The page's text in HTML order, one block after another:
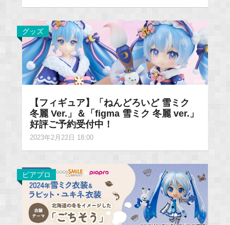
グッズ
【フィギュア】「ねんどろいど 雪ミク
冬麗 Ver.」＆「figma 雪ミク 冬麗 ver.」
好評ご予約受付中！
2023年2月22日 18:00
ピアプロ